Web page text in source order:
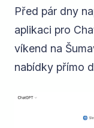
Před pár dny
aplikaci pro
víkend na
nabídky přímo